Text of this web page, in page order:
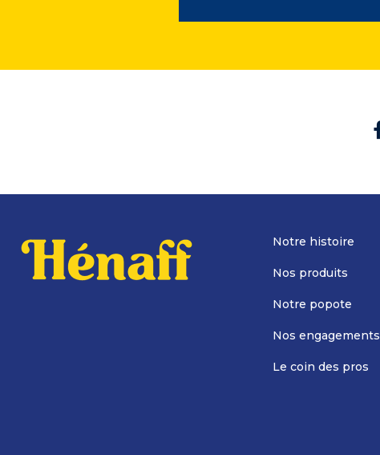
Notre histoire
Nos produits
Notre popote
Nos engagements
Le coin des pros